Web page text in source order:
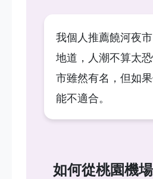
我個人推薦饒河夜
地道，人潮不算太
市雖然有名，但如
能不適合。
如何從桃園機